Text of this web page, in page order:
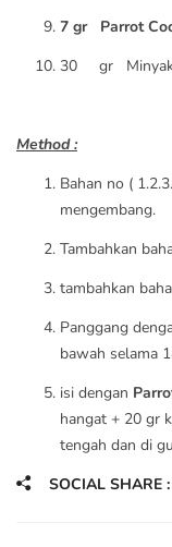
7 gr Parrot
30 gr
Method :
Bahan no (
mengembang.
Tambahkan
tambahkan
Panggang
bawah selama
isi dengan
hangat + 20 gr
tengah dan di
SOCIAL SHARE :